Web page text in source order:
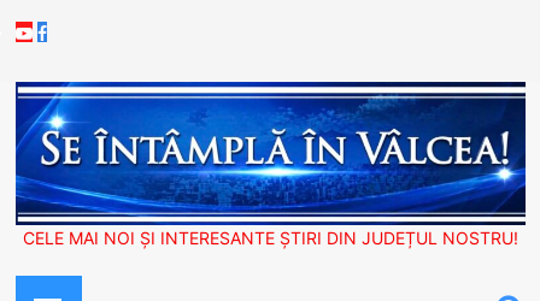
to
Youtube
Facebook
CELE MAI NOI ȘI INTERESANTE ȘTIRI DIN JUDEȚUL NOSTRU!